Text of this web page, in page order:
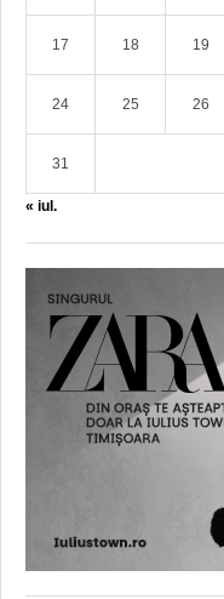
17 18 19
24 25 26
31
« iul.